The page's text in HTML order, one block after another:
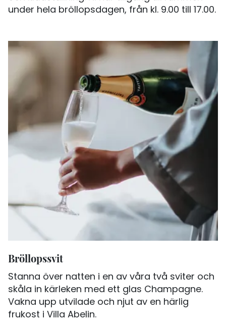
under hela bröllopsdagen, från kl. 9.00 till 17.00.
Bröllopssvit
Stanna över natten i en av våra två sviter och
skåla in kärleken med ett glas Champagne.
Vakna upp utvilade och njut av en härlig
frukost i Villa Abelin.